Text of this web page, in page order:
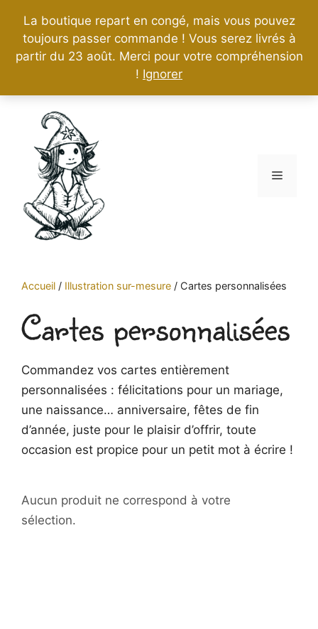
La boutique repart en congé, mais vous pouvez
toujours passer commande ! Vous serez livrés à
partir du 23 août. Merci pour votre compréhension
! Ignorer
Menu
Accueil / Illustration sur-mesure / Cartes personnalisées
Cartes personnalisées
Commandez vos cartes entièrement
personnalisées : félicitations pour un mariage,
une naissance… anniversaire, fêtes de fin
d’année, juste pour le plaisir d’offrir, toute
occasion est propice pour un petit mot à écrire !
Aucun produit ne correspond à votre
sélection.